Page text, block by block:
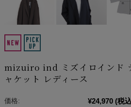
mizuiro ind ミズイロインド
ャケット レディース
価格: ¥24,970 (税